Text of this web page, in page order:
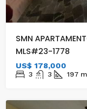
SMN
MLS#23-1778
US$ 178,000
3 3 197